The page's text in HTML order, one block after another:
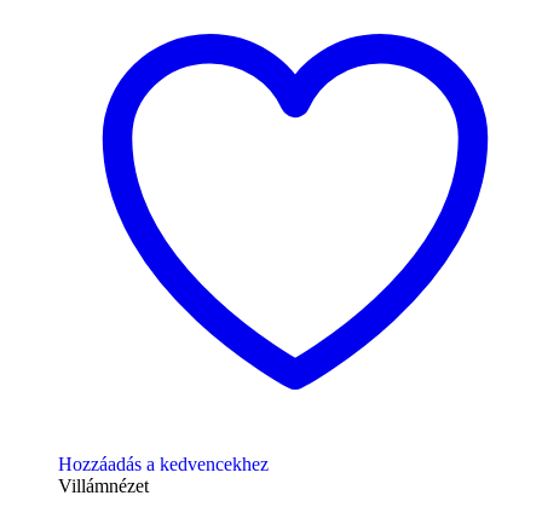
Hozzáadás a kedvencekhez
Villámnézet